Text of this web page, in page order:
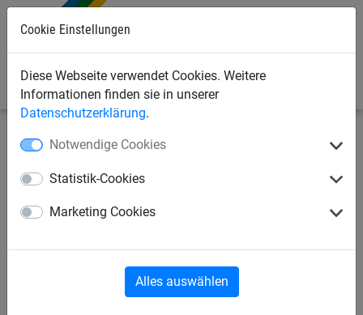
Cookie Einstellungen
Diese Webseite verwendet Cookies. Weitere
Informationen finden sie in unserer
Datenschutzerklärung.
Notwendige Cookies
Statistik-Cookies
Marketing Cookies
Alles auswählen
Sportnetze Volleyballnetze
Volleyball-Turniernetz aus PP,
ca. 3 mm stark mit Kevlarseil
und 4-Punkte-Aufhängung